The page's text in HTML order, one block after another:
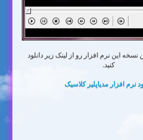
نسخه این نرم افزار رو از لینک زیر دانلود
کنید.
نرم افزار مدیاپلیر کلاسیک